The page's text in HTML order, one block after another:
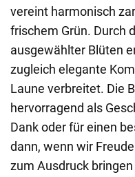
vereint harmonisch
frischem Grün. Durch
ausgewählter Blüten
zugleich elegante
Laune verbreitet. Die
hervorragend als
Dank oder für einen
dann, wenn wir
zum Ausdruck